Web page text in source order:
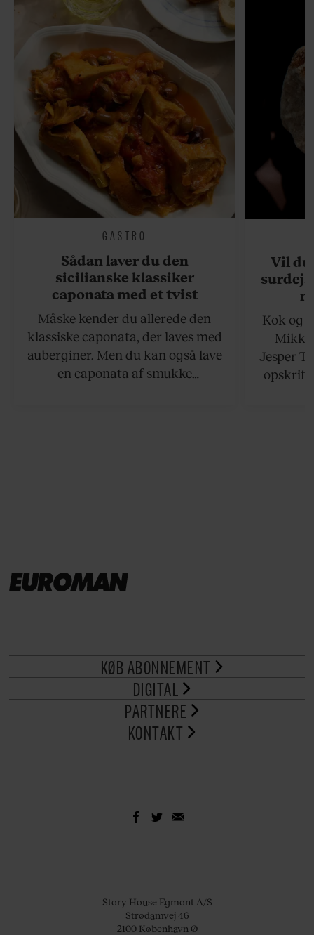
GASTRO
Sådan laver du den
sicilianske klassiker
caponata med et tvist
Måske kender du allerede den
klassiske caponata, der laves med
auberginer. Men du kan også lave
en caponata af smukke
Vil du
Kok og
Jesper
opskrift
KØB ABONNEMENT
DIGITAL
PARTNERE
KONTAKT
Story House Egmont A/S
Strødamvej 46
2100 København Ø